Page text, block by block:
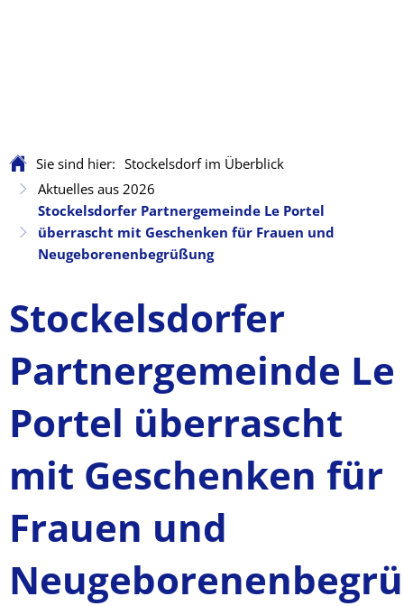
Sie sind hier: Stockelsdorf im Überblick
Aktuelles aus 2026
Stockelsdorfer Partnergemeinde Le Portel
überrascht mit Geschenken für Frauen und
Neugeborenenbegrüßung
Stockelsdorfer
Partnergemeinde Le
Portel überrascht
mit Geschenken für
Frauen und